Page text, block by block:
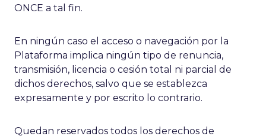
ONCE a tal fin.
En ningún caso el acceso o navegación por la
Plataforma implica ningún tipo de renuncia,
transmisión, licencia o cesión total ni parcial de
dichos derechos, salvo que se establezca
expresamente y por escrito lo contrario.
Quedan reservados todos los derechos de